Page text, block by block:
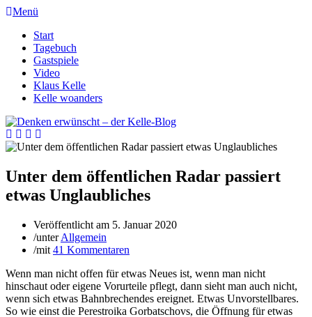
Menü
Start
Tagebuch
Gastspiele
Video
Klaus Kelle
Kelle woanders
Unter dem öffentlichen Radar passiert
etwas Unglaubliches
Veröffentlicht am 5. Januar 2020
/unterAllgemein
/mit 41 Kommentaren
Wenn man nicht offen für etwas Neues ist, wenn man nicht
hinschaut oder eigene Vorurteile pflegt, dann sieht man auch nicht,
wenn sich etwas Bahnbrechendes ereignet. Etwas Unvorstellbares.
So wie einst die Perestroika Gorbatschovs, die Öffnung für etwas